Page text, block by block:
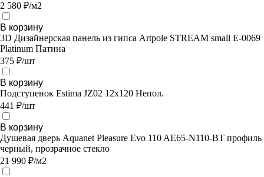
2 580 ₽/м2
В корзину
3D Дизайнерская панель из гипса Artpole STREAM small E-0069
Platinum Патина
375 ₽/шт
В корзину
Подступенок Estima JZ02 12x120 Непол.
441 ₽/шт
В корзину
Душевая дверь Aquanet Pleasure Evo 110 AE65-N110-BT профиль
черный, прозрачное стекло
21 990 ₽/м2